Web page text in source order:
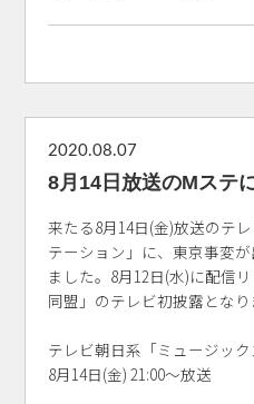
2020.08.07
8月14日放送のMステ
来たる8月14日(金)放送のテ
テーション」に、東京事変
ました。8月12日(水)に配信
同盟」のテレビ初披露となり
テレビ朝日系「ミュージック
8月14日(金) 21:00～放送